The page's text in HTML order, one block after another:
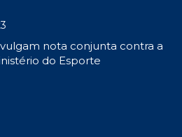
nota conjunta contra a
do Esporte